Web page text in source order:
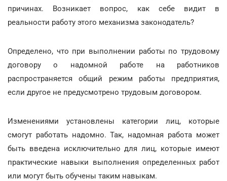
причинах. Возникает вопрос, как себе видит в
реальности работу этого механизма законодатель?
Определено, что при выполнении работы по трудовому
договору о надомной работе на работников
распространяется общий режим работы предприятия,
если другое не предусмотрено трудовым договором.
Изменениями установлены категории лиц, которые
смогут работать надомно. Так, надомная работа может
быть введена исключительно для лиц, которые имеют
практические навыки выполнения определенных работ
или могут быть обучены таким навыкам.